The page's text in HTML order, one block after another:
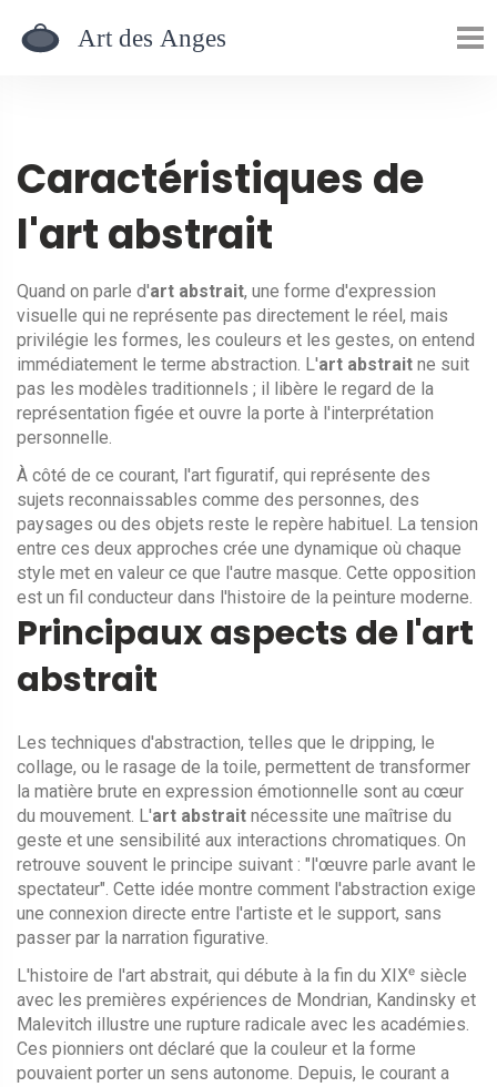
Caractéristiques de
l'art abstrait
Quand on parle d'art abstrait, une forme d'expression
visuelle qui ne représente pas directement le réel, mais
privilégie les formes, les couleurs et les gestes, on entend
immédiatement le terme abstraction. L'art abstrait ne suit
pas les modèles traditionnels ; il libère le regard de la
représentation figée et ouvre la porte à l'interprétation
personnelle.
À côté de ce courant, l'art figuratif, qui représente des
sujets reconnaissables comme des personnes, des
paysages ou des objets reste le repère habituel. La tension
entre ces deux approches crée une dynamique où chaque
style met en valeur ce que l'autre masque. Cette opposition
est un fil conducteur dans l'histoire de la peinture moderne.
Principaux aspects de l'art
abstrait
Les techniques d'abstraction, telles que le dripping, le
collage, ou le rasage de la toile, permettent de transformer
la matière brute en expression émotionnelle sont au cœur
du mouvement. L'art abstrait nécessite une maîtrise du
geste et une sensibilité aux interactions chromatiques. On
retrouve souvent le principe suivant : "l'œuvre parle avant le
spectateur". Cette idée montre comment l'abstraction exige
une connexion directe entre l'artiste et le support, sans
passer par la narration figurative.
L'histoire de l'art abstrait, qui débute à la fin du XIXᵉ siècle
avec les premières expériences de Mondrian, Kandinsky et
Malevitch illustre une rupture radicale avec les académies.
Ces pionniers ont déclaré que la couleur et la forme
pouvaient porter un sens autonome. Depuis, le courant a